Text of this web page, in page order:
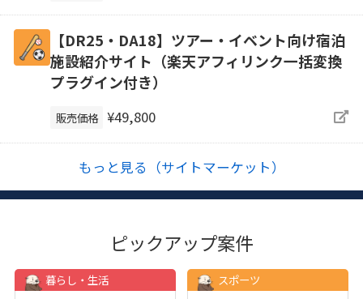
【DR25・DA18】ツアー・イベント向け宿泊
施設紹介サイト（楽天アフィリンク一括変換
プラグイン付き）
販売価格 ¥49,800
もっと見る（サイトマーケット）
ピックアップ案件
暮らし・生活
スポーツ